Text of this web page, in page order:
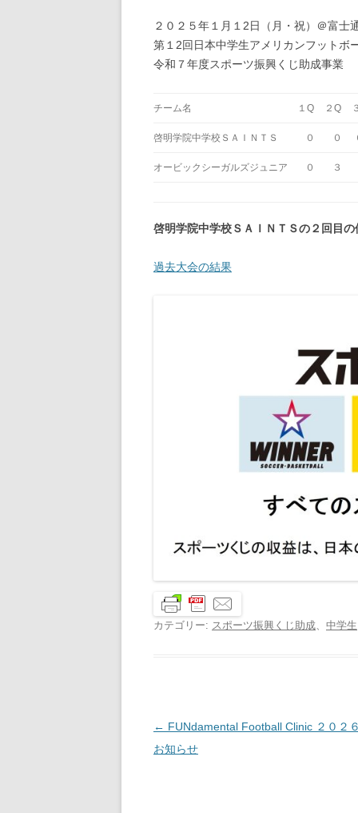
２０２５年１月１2日（月・祝）＠富士
第１2回日本中学生アメリカンフットボ
令和７年度スポーツ振興くじ助成事業
チーム名 １Q ２Q
啓明学院中学校ＳＡＩＮＴＳ ０ ０
オービックシーガルズジュニア ０ ３
啓明学院中学校ＳＡＩＮＴＳの２回目の
過去大会の結果
カテゴリー: スポーツ振興くじ助成 中学生
投
稿
← FUNdamental Football Clinic ２０２
お知らせ